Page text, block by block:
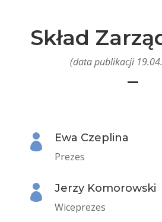
Skład
(data publikacji
–

Ewa Czeplina
Prezes

Jerzy Komorowski
Wiceprezes